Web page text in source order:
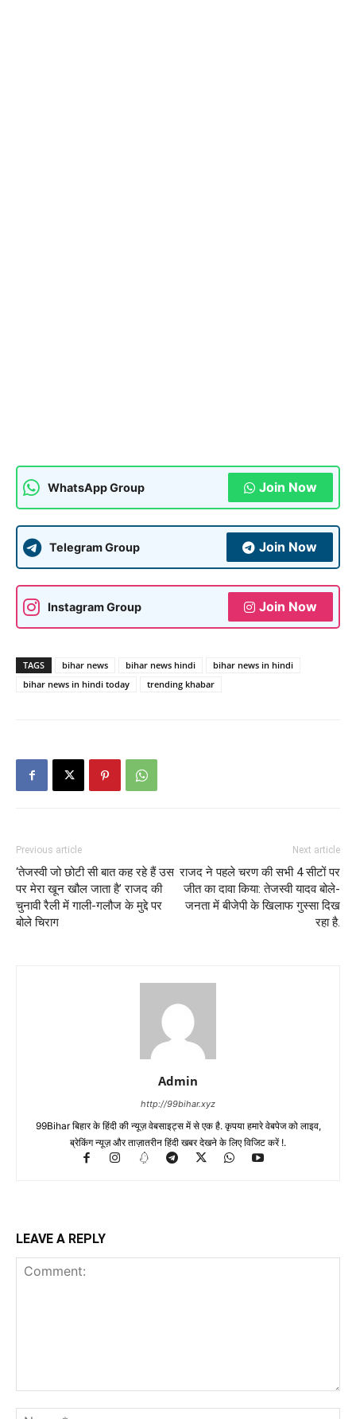
WhatsApp Group Join Now
Telegram Group Join Now
Instagram Group Join Now
TAGS bihar news bihar news hindi
bihar news in hindi
bihar news in hindi today
trending khabar
Previous article
‘तेजस्वी जो छोटी सी बात कह रहे हैं उस
पर मेरा खून खौल जाता है’ राजद की
चुनावी रैली में गाली-गलौज के मुद्दे पर
बोले चिराग
Next article
राजद ने पहले चरण की सभी 4 सीटों पर
जीत का दावा किया: तेजस्वी यादव बोले-
जनता में बीजेपी के खिलाफ गुस्सा दिख
रहा है.
Admin
http://99bihar.xyz
99Bihar बिहार के हिंदी की न्यूज़ वेबसाइट्स में से एक है. कृपया हमारे वेबपेज को लाइव,
ब्रेकिंग न्यूज़ और ताज़ातरीन हिंदी खबर देखने के लिए विजिट करें !.
LEAVE A REPLY